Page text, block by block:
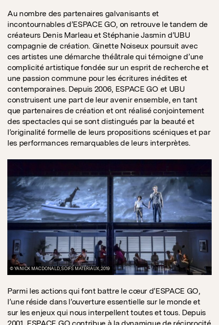
Au nombre des partenaires galvanisants et
incontournables d’ESPACE GO, on retrouve le tandem de
créateurs Denis Marleau et Stéphanie Jasmin d’UBU
compagnie de création. Ginette Noiseux poursuit avec
ces artistes une démarche théâtrale qui témoigne d’une
complicité artistique fondée sur un esprit de recherche et
une passion commune pour les écritures inédites et
contemporaines. Depuis 2006, ESPACE GO et UBU
construisent une part de leur avenir ensemble, en tant
que partenaires de création et ont réalisé conjointement
des spectacles qui se sont distingués par la beauté et
l’originalité formelle de leurs propositions scéniques et par
les performances remarquables de leurs interprètes.
© YANICK MACDONALD, SOIFS MATÉRIAUX, 2019
Parmi les actions qui font battre le cœur d’ESPACE GO,
l’une réside dans l’ouverture essentielle sur le monde et
sur les enjeux qui nous interpellent toutes et tous. Depuis